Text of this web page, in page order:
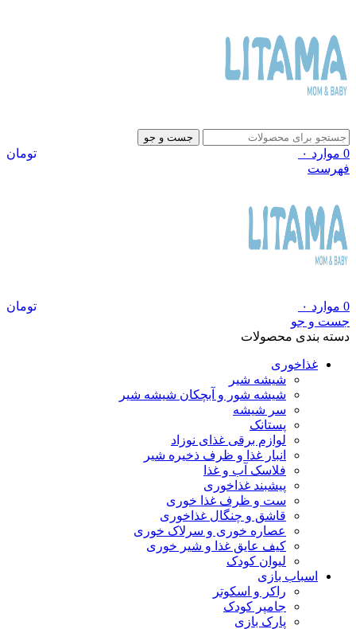
جست و جو
0 موارد ۰
تومان
فهرست
0 موارد ۰
تومان
جست و جو
دسته بندی محصولات
غذاخوری
شیشه شیر
شیشه ‌شور و آبچکان شیشه‌ شیر
سر شیشه
پستانک
لوازم برقی غذای نوزاد
انبار غذا و ظرف ذخیره شیر
فلاسک آب و غذا
پیشبند غذاخوری
ست و ظرف غذا خوری
قاشق و چنگال غذاخوری
عصاره خوری و سرلاک خوری
کیف عایق غذا و شیر خوری
لیوان کودک
اسباب بازی
راکر و اسکوتر
جامپر کودک
پارک بازی